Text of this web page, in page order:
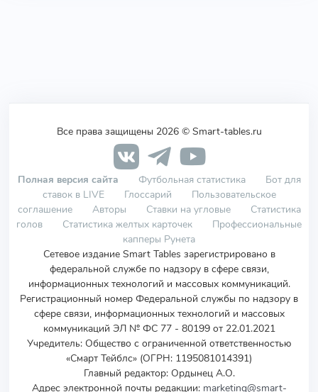
Все права защищены 2026 © Smart-tables.ru
Полная версия сайта Футбольная статистика
Бот для
ставок в LIVE
Глоссарий
Пользовательское
соглашение
Авторы Ставки на угловые
Статистика
голов
Статистика желтых карточек
Профессиональные
капперы Рунета
Сетевое издание Smart Tables зарегистрировано в
федеральной службе по надзору в сфере связи,
информационных технологий и массовых коммуникаций.
Регистрационный номер Федеральной службы по надзору в
сфере связи, информационных технологий и массовых
коммуникаций ЭЛ № ФС 77 - 80199 от 22.01.2021
Учредитель: Общество с ограниченной ответственностью
«Смарт Тейблс» (ОГРН: 1195081014391)
Главный редактор: Ордынец А.О.
Адрес электронной почты редакции: marketing@smart-